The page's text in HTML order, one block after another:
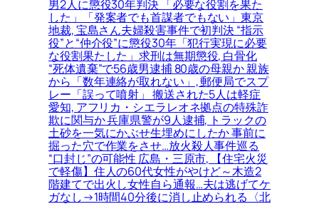
男2人に懲役30年判決 「必要な役割を果た
した」「発案者でも首謀者でもない」東京
地裁, 宝島さん夫婦殺害事件で初判決 “指示
役”と“仲介役”に懲役30年「犯行実現に必要
な役割果たした」求刑は無期懲役, 白骨化
“死体遺棄”で56歳男逮捕 80歳の母親か 親族
から「数年連絡が取れない」, 郵便局でスプ
レー「誤って噴射」 搬送された5人は軽症
愛知, アフリカ・シエラレオネ拠点の特殊詐
欺に関与か 兵庫県警が9人逮捕, トラックの
土砂を一気にかぶせ生埋めにしたか 事前に
掘った穴で作業をさせ…放火殺人事件巡る
“口封じ”の可能性 広島・三原市, 【住宅火災
で軽傷】住人の60代女性がやけど～木造2
階建てで出火し女性自ら通報…夫は逃げてケ
ガなし→1時間40分後に消し止められる〈北